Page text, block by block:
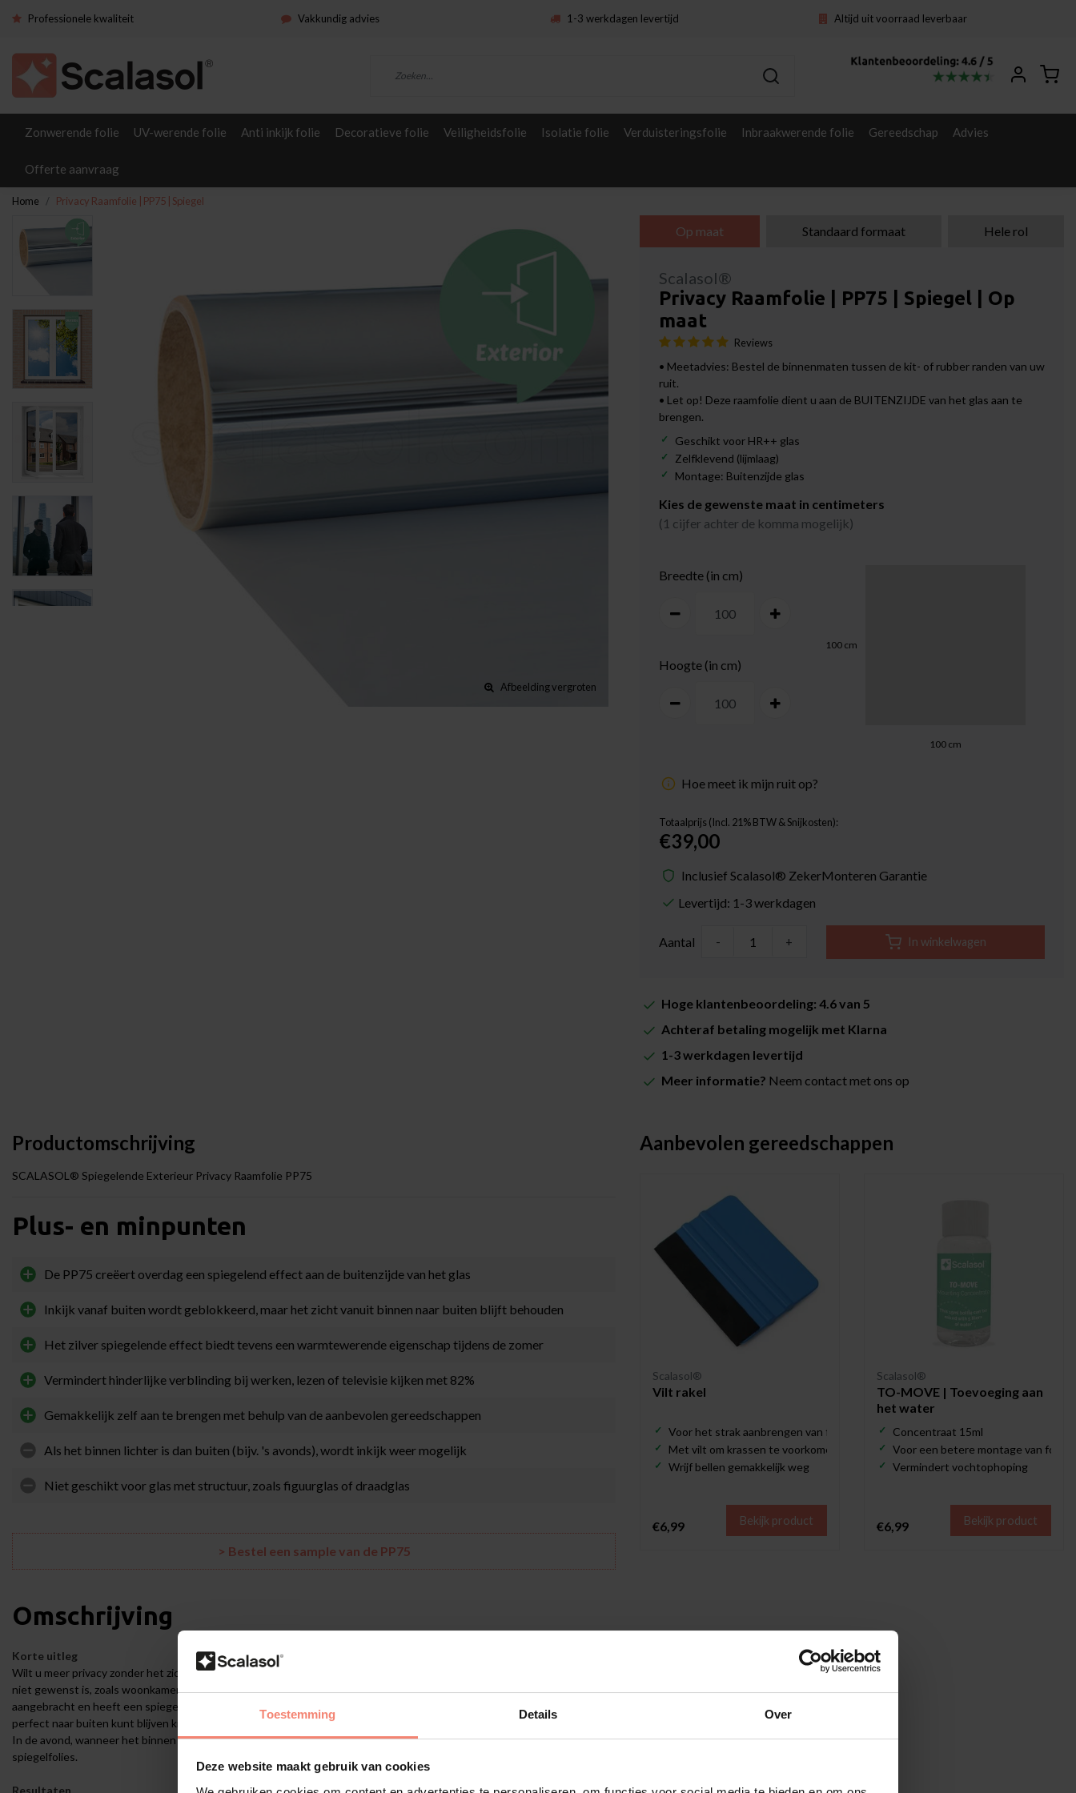
Toestemming Details Over
Deze website maakt gebruik van cookies
Professionele kwaliteit Vakkundig advies 1-3 werkdagen levertijd Altijd uit voorraad leverbaar
Zonwerende folie UV-werende folie Anti inkijk folie Decoratieve folie Veiligheidsfolie Isolatie folie Verduisteringsfolie Inbraakwerende folie Gereedschap Advies
Offerte aanvraag
Home Privacy Raamfolie | PP75 | Spiegel
Afbeelding vergroten
Op maat Standaard formaat Hele rol
Scalasol®
Privacy Raamfolie | PP75 | Spiegel | Op
maat
Reviews
• Meetadvies: Bestel de binnenmaten tussen de kit- of rubber randen van uw
ruit.
• Let op! Deze raamfolie dient u aan de BUITENZIJDE van het glas aan te
brengen.
Geschikt voor HR++ glas
Zelfklevend (lijmlaag)
Montage: Buitenzijde glas
Kies de gewenste maat in centimeters
(1 cijfer achter de komma mogelijk)
Breedte (in cm)
Hoogte (in cm)
100 cm
100 cm
Hoe meet ik mijn ruit op?
Totaalprijs (Incl. 21% BTW & Snijkosten):
€39,00
Inclusief Scalasol® ZekerMonteren Garantie
Levertijd: 1-3 werkdagen
Aantal - + In winkelwagen
Hoge klantenbeoordeling: 4.6 van 5
Achteraf betaling mogelijk met Klarna
1-3 werkdagen levertijd
Meer informatie? Neem contact met ons op
Productomschrijving
SCALASOL® Spiegelende Exterieur Privacy Raamfolie PP75
Plus- en minpunten
De PP75 creëert overdag een spiegelend effect aan de buitenzijde van het glas
Inkijk vanaf buiten wordt geblokkeerd, maar het zicht vanuit binnen naar buiten blijft behouden
Het zilver spiegelende effect biedt tevens een warmtewerende eigenschap tijdens de zomer
Vermindert hinderlijke verblinding bij werken, lezen of televisie kijken met 82%
Gemakkelijk zelf aan te brengen met behulp van de aanbevolen gereedschappen
Als het binnen lichter is dan buiten (bijv. 's avonds), wordt inkijk weer mogelijk
Niet geschikt voor glas met structuur, zoals figuurglas of draadglas
> Bestel een sample van de PP75
Omschrijving
Korte uitleg
Wilt u meer privacy zonder het zicht naar buiten te verliezen? Spiegelfolie is een ideale oplossing voor ruimtes waar inkijk
niet gewenst is, zoals woonkamers, kantoren of praktijkruimtes. De PP75 wordt aan de buitenzijde van het glas
aangebracht en heeft een spiegelend effect aan de buitenkant. Aan de binnenzijde blijft het glas licht getint, zodat u
perfect naar buiten kunt blijven kijken. Het spiegelende effect ontstaat doordat het overdag buiten lichter is dan binnen.
In de avond, wanneer het binnen lichter is dan buiten, verdwijnt dit effect. Dit is een natuurlijke eigenschap van
spiegelfolies.
Resultaten
Aanbevolen gereedschappen
Scalasol®
Vilt rakel
Voor het strak aanbrengen van folie
Met vilt om krassen te voorkomen
Wrijf bellen gemakkelijk weg
€6,99 Bekijk product
Scalasol®
TO-MOVE | Toevoeging aan
het water
Concentraat 15ml
Voor een betere montage van folie
Vermindert vochtophoping
€6,99 Bekijk product